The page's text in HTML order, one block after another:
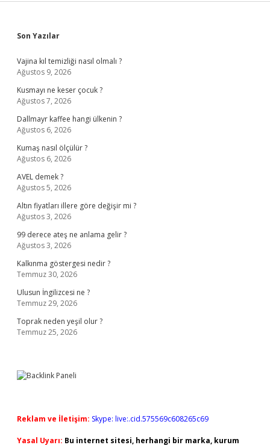
Sidebar
Son Yazılar
Vajina kıl temizliği nasıl olmalı ?
Ağustos 9, 2026
Kusmayı ne keser çocuk ?
Ağustos 7, 2026
Dallmayr kaffee hangi ülkenin ?
Ağustos 6, 2026
Kumaş nasıl ölçülür ?
Ağustos 6, 2026
AVEL demek ?
Ağustos 5, 2026
Altın fiyatları illere göre değişir mi ?
Ağustos 3, 2026
99 derece ateş ne anlama gelir ?
Ağustos 3, 2026
Kalkınma göstergesi nedir ?
Temmuz 30, 2026
Ulusun İngilizcesi ne ?
Temmuz 29, 2026
Toprak neden yeşil olur ?
Temmuz 25, 2026
Reklam ve İletişim: Skype: live:.cid.575569c608265c69
Yasal Uyarı: Bu internet sitesi, herhangi bir marka, kurum